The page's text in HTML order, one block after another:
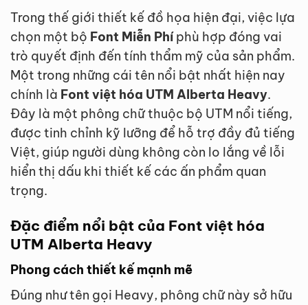
Trong thế giới thiết kế đồ họa hiện đại, việc lựa
chọn một bộ Font Miễn Phíphù hợp đóng vai
trò quyết định đến tính thẩm mỹ của sản phẩm.
Một trong những cái tên nổi bật nhất hiện nay
chính là Font việt hóa UTM Alberta Heavy.
Đây là một phông chữ thuộc bộ UTM nổi tiếng,
được tinh chỉnh kỹ lưỡng để hỗ trợ đầy đủ tiếng
Việt, giúp người dùng không còn lo lắng về lỗi
hiển thị dấu khi thiết kế các ấn phẩm quan
trọng.
Đặc điểm nổi bật của Font việt hóa
UTM Alberta Heavy
Phong cách thiết kế mạnh mẽ
Đúng như tên gọi Heavy, phông chữ này sở hữu